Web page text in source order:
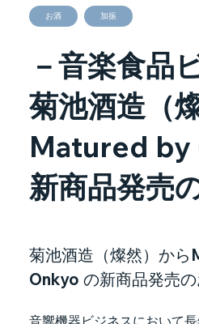
－音楽食品
菊池酒造（
Matured by
新商品発売
お酒 加振
菊池酒造（燦然）か
Onkyo の新商品発売